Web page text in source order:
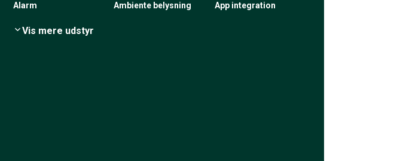
Alarm Ambiente belysning App integration
Vis mere udstyr